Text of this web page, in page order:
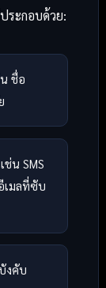
ระกอบด้วย:
ชื่อ
ช่น SMS
เมลที่ซับ
งคับ